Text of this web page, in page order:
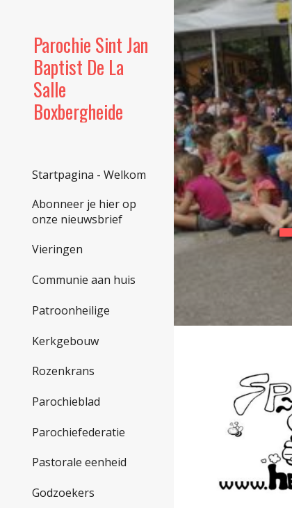
Parochie Sint Jan
Baptist De La
Salle
Boxbergheide
Startpagina - Welkom
Abonneer je hier op
onze nieuwsbrief
Vieringen
Communie aan huis
Patroonheilige
Kerkgebouw
Rozenkrans
Parochieblad
Parochiefederatie
Pastorale eenheid
Godzoekers